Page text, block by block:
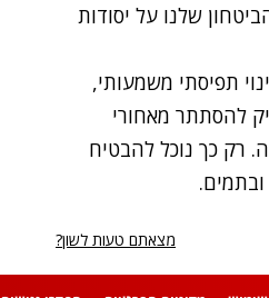
שלנו על יסודות
תפיסתי משמעותי,
להסתתר מאחורי
רק כך נוכל להבטיח
מצאתם טעות לשון?